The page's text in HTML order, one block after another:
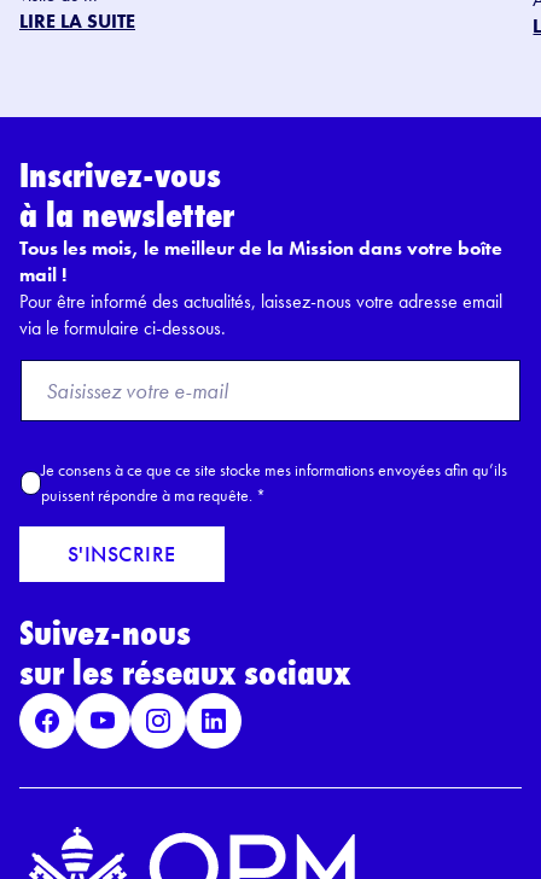
LIRE LA SUITE
Inscrivez-vous
à la newsletter
Tous les mois, le meilleur de la Mission dans votre boîte
mail !
Pour être informé des actualités, laissez-nous votre adresse email
via le formulaire ci-dessous.
o
E
m
a
l
A
c
c
R
P
D
*
Je consens à ce que ce site stocke mes informations envoyées afin qu’ils
puissent répondre à ma requête. *
S'INSCRIRE
Suivez-nous
sur les réseaux sociaux